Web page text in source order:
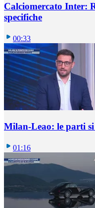
Calciomercato Inter:
specifiche
00:33
Milan-Leao: le parti
01:16